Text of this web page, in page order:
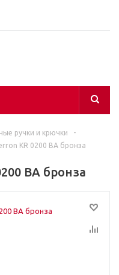
ручки и крючки
-
KR 0200 BA бронза
BA бронза